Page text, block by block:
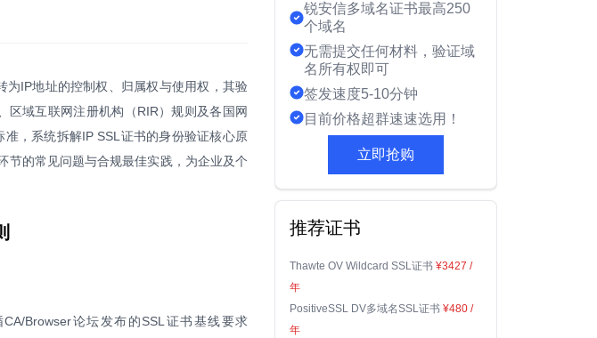
为IP地址的控制权、归属权与使用权，其验
区域互联网注册机构（RIR）规则及各国网
，系统拆解IP SSL证书的身份验证核心原
节的常见问题与合规最佳实践，为企业及个
Browser论坛发布的SSL证书基线要求
锐安信多域名证书最高250
个域名
无需提交任何材料，验证域
名所有权即可
签发速度5-10分钟
目前价格超群速速选用！
立即抢购
推荐证书
Thawte OV Wildcard SSL证书 ¥3427 /
年
PositiveSSL DV多域名SSL证书 ¥480 /
年